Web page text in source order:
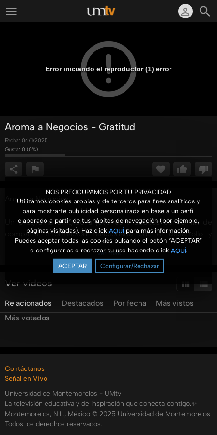
NOS PREOCUPAMOS POR TU PRIVACIDAD
Utilizamos cookies propias y de terceros para fines analíticos y
para mostrarte publicidad personalizada en base a un perfil
elaborado a partir de tus hábitos de navegación (por ejemplo,
páginas visitadas). Haz click AQUÍ para más información.
Puedes aceptar todas las cookies pulsando el botón “ACEPTAR”
o configurarlas o rechazar su uso haciendo click AQUÍ.
ACEPTAR Configurar/Rechazar
Error iniciando el reproductor (1) error
Aroma a Negocios - Gratitud
Fecha: 06/11/2025
Gusta: 0 (0%)
Aroma a Negocios
Un programa dirigido a jóvenes y adultos con el fin de
compartir información relacionada con el desarrollo y
gestión de los negocios. Se presenta información
profesional con un enfoque práctico y para ser aterrizado
en las organizaciones.
desde la perspectiva de la experiencia" por la Mtra.
Elizabeth Suárez
Categorías:
Tags:
aroma a negocios gratitud
Ver más
Ver vídeos
Relacionados Destacados Por fecha
Más vistos
Más votados
Contáctanos
Señal en Vivo
Universidad de Montemorelos - UMtv
La televisión educativa y de inspiración que conecta contigo.✨
Montemorelos, N.L., México © 2025 Universidad de Montemorelos.
Todos los derechos reservados.